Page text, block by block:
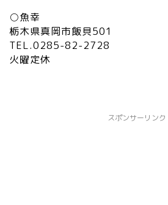
○魚幸
栃木県真岡市飯貝501
TEL.0285-82-2728
火曜定休
スポンサーリンク